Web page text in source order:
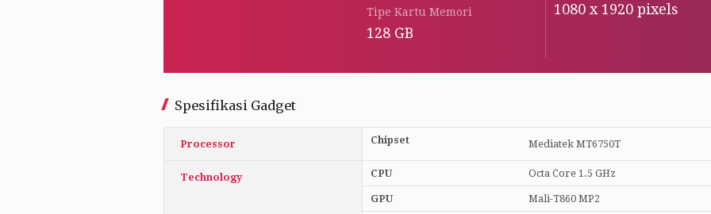
Tipe Kartu Memori
128 GB
1080 x 1920 pixels
Spesifikasi Gadget
Processor Chipset Mediatek MT6750T
Technology CPU Octa Core 1.5 GHz
GPU Mali-T860 MP2